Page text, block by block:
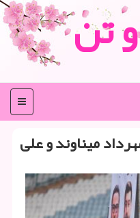
تن
منو
میناوند و علی